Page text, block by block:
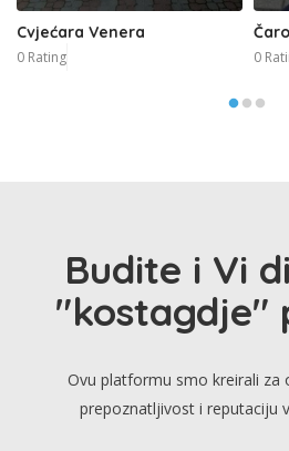
Cvjećara Venera
0 Rating 0
Budite i Vi
"kostagdje"
Ovu platformu smo kreirali za
prepoznatljivost i reputaciju